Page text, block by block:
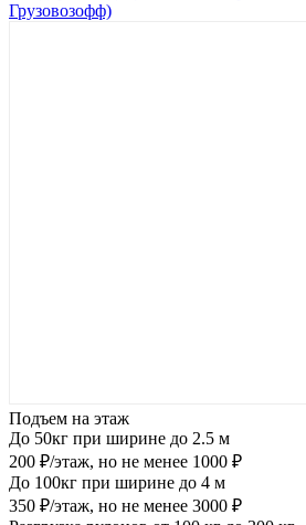
Грузовозофф)
Подъем на этаж
До 50кг при ширине до 2.5 м
200 ₽/этаж, но не менее 1000 ₽
До 100кг при ширине до 4 м
350 ₽/этаж, но не менее 3000 ₽